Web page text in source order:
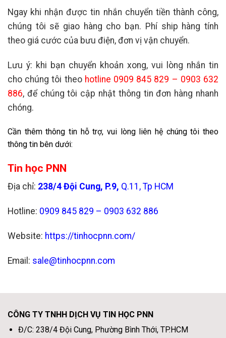
Ngay khi nhận được tin nhắn chuyển tiền thành công,
chúng tôi sẽ giao hàng cho bạn. Phí ship hàng tính
theo giá cước của bưu điện, đơn vị vận chuyển.
Lưu ý: khi bạn chuyển khoản xong, vui lòng nhắn tin
cho chúng tôi theo hotline 0909 845 829 – 0903 632
886, để chúng tôi cập nhật thông tin đơn hàng nhanh
chóng.
Cần thêm thông tin hỗ trợ, vui lòng liên hệ chúng tôi theo
thông tin bên dưới:
Tin học PNN
Địa chỉ: 238/4 Đội Cung, P.9, Q.11, Tp HCM
Hotline: 0909 845 829 – 0903 632 886
Website: https://tinhocpnn.com/
Email: sale@tinhocpnn.com
CÔNG TY TNHH DỊCH VỤ TIN HỌC PNN
Đ/C: 238/4 Đội Cung, Phường Bình Thới, TP.HCM